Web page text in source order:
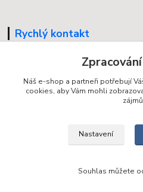
Rychlý kontakt
info@grandax.cz
Náš e-shop a partneři potřebují
cookies, aby Vám mohli
Nastavení
Souhlas můžete